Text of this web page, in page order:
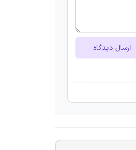
ارسال دیدگاه